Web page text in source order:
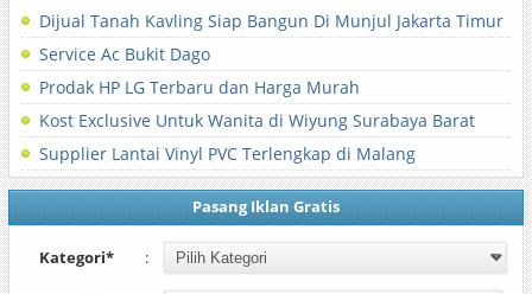
Dijual Tanah Kavling Siap Bangun Di Munjul Jakarta Timur
Service Ac Bukit Dago
Prodak HP LG Terbaru dan Harga Murah
Kost Exclusive Untuk Wanita di Wiyung Surabaya Barat
Supplier Lantai Vinyl PVC Terlengkap di Malang
Pasang Iklan Gratis
Kategori* :